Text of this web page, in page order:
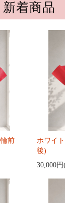
新着商品
前
ホワイ
後)
30,000